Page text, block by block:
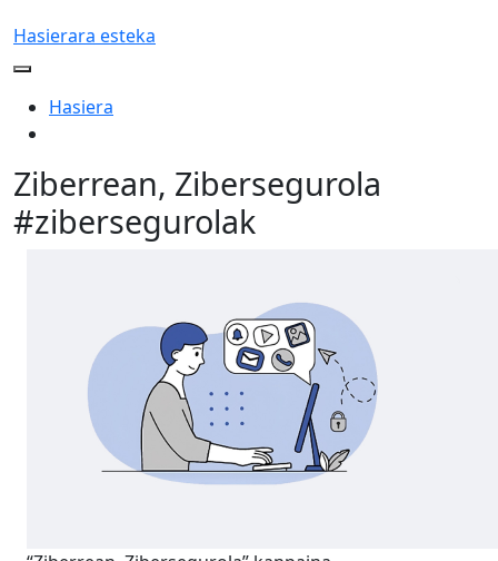
Hasierara esteka
Hasiera
Ziberrean, Zibersegurola
#zibersegurolak